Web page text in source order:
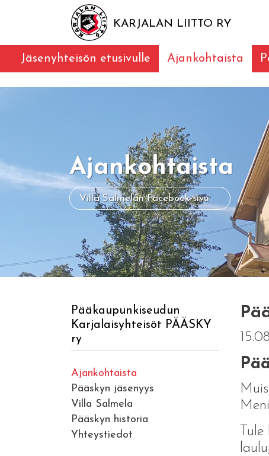
KARJALAN LIITTO RY
Jäsenyhteisön etusivulle Ajankohtaista
Ajankohtaista
Villa Salmelan Facebook-sivu
Pääkaupunkiseudun
Karjalaisyhteisöt PÄÄSKY
ry
Ajankohtaista
Pääskyn jäsenyys
Villa Salmela
Pääskyn historia
Yhteystiedot